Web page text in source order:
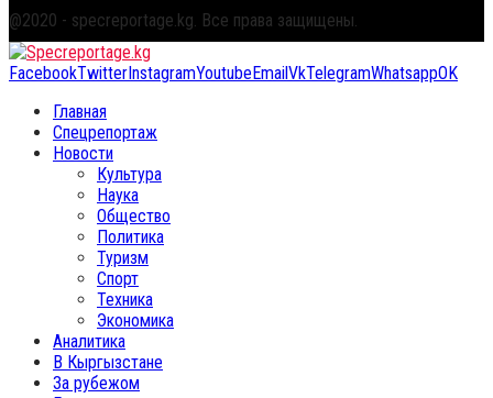
@2020 - specreportage.kg. Все права защищены.
FacebookTwitterInstagramYoutubeEmailVkTelegramWhatsappOK
Главная
Спецрепортаж
Новости
Культура
Наука
Общество
Политика
Туризм
Спорт
Техника
Экономика
Аналитика
В Кыргызстане
За рубежом